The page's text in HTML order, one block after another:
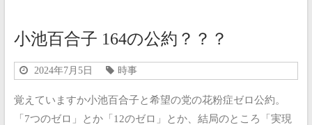
小池百合子 164の公約？？？
2024年7月5日 時事
覚えていますか小池百合子と希望の党の花粉症ゼロ公約。
「7つのゼロ」とか「12のゼロ」とか、結局のところ「実現